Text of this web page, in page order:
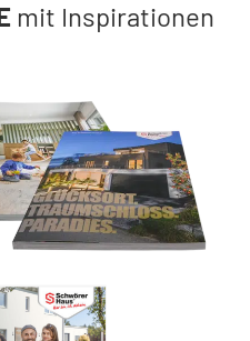
mit Inspirationen